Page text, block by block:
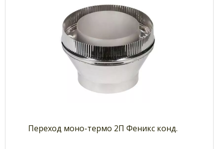
Переход моно-термо 2П Феникс конд.